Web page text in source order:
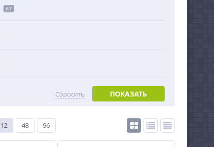
67
ПОКАЗАТЬ
Сбросить
12 48 96